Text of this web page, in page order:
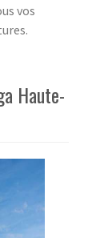
vos
Haute-